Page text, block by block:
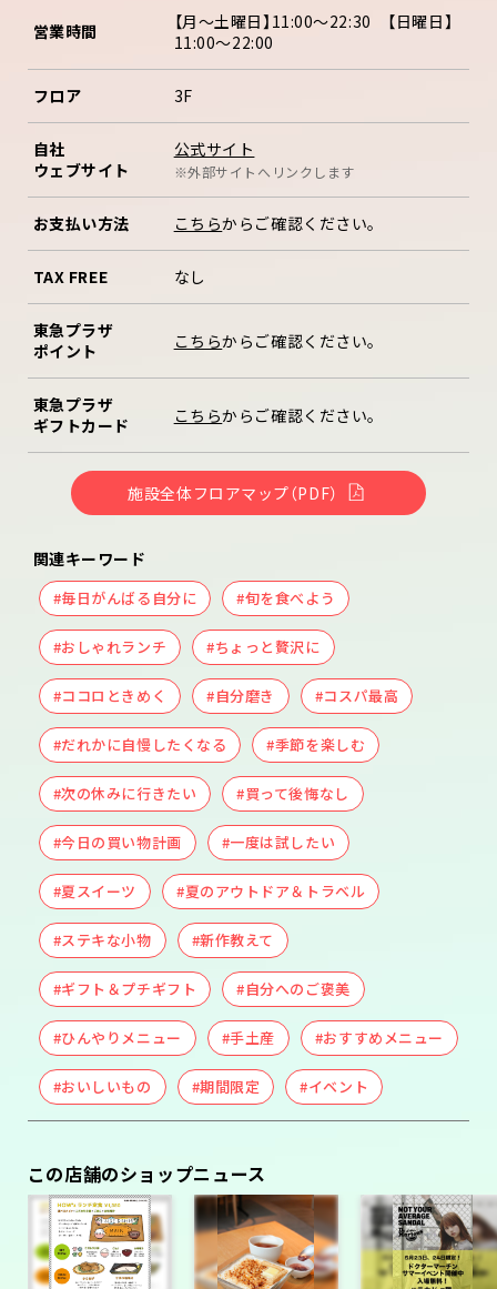
営業時間
【月～土曜日】11:00～22:30 【日曜日】
11:00～22:00
フロア 3F
自社
ウェブサイト
公式サイト
※外部サイトへリンクします
お支払い方法 こちらからご確認ください。
TAX FREE なし
東急プラザ
ポイント
こちらからご確認ください。
東急プラザ
ギフトカード
こちらからご確認ください。
施設全体フロアマップ（PDF）
関連キーワード
#毎日がんばる自分に #旬を食べよう
#おしゃれランチ #ちょっと贅沢に
#ココロときめく #自分磨き #コスパ最高
#だれかに自慢したくなる #季節を楽しむ
#次の休みに行きたい #買って後悔なし
#今日の買い物計画 #一度は試したい
#夏スイーツ #夏のアウトドア＆トラベル
#ステキな小物 #新作教えて
#ギフト＆プチギフト #自分へのご褒美
#ひんやりメニュー #手土産 #おすすめメニュー
#おいしいもの #期間限定 #イベント
この店舗のショップニュース